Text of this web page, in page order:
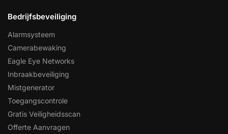
Bedrijfsbeveiliging
Alarmsysteem
Camerabewaking
Eagle Eye Networks
Inbraakbeveiliging
Mistgenerator
Toegangscontrole
Gratis Veiligheidsscan
Offerte Aanvragen